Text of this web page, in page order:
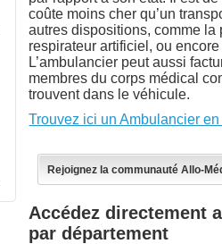
coûte moins cher qu’un
autres dispositions, comme la
respirateur artificiel, ou
L’ambulancier peut aussi
membres du corps médical
trouvent dans le véhicule.
Trouvez ici un Ambulancier
Rejoignez la communauté Allo-
Accédez directement
par département